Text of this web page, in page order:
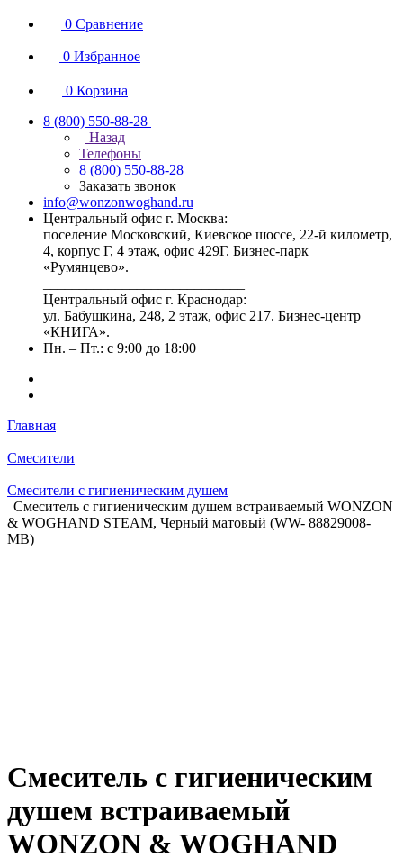
0 Сравнение
0 Избранное
0 Корзина
8 (800) 550-88-28
Назад
Телефоны
8 (800) 550-88-28
Заказать звонок
info@wonzonwoghand.ru
Центральный офис г. Москва:
поселение Московский, Киевское шоссе, 22-й километр,
4, корпус Г, 4 этаж, офис 429Г. Бизнес-парк
«Румянцево».
Центральный офис г. Краснодар:
ул. Бабушкина, 248, 2 этаж, офис 217. Бизнес-центр
«КНИГА».
Пн. – Пт.: с 9:00 до 18:00
Главная
Смесители
Смесители с гигиеническим душем
Смеситель с гигиеническим душем встраиваемый WONZON
& WOGHAND STEAM, Черный матовый (WW- 88829008-
MB)
Смеситель с гигиеническим
душем встраиваемый
WONZON & WOGHAND